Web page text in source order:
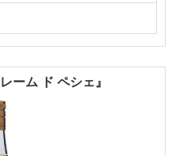
ーム ド ペシェ』